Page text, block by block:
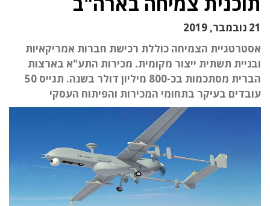
21 נובמבר, 2019
אסטרטגיית הצמיחה כוללת רכישת חברות אמריקאיות
ובניית תשתית ייצור מקומית. מכירות התע"א בארצות
הברית מסתכמות בכ-800 מיליון דולר בשנה. תגייס 50
עובדים בעיקר בתחומי המכירות והפיתוח העסקי